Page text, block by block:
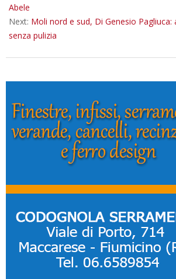
Abele
Next: Moli nord e sud, Di Genesio Pagliuca:
senza pulizia